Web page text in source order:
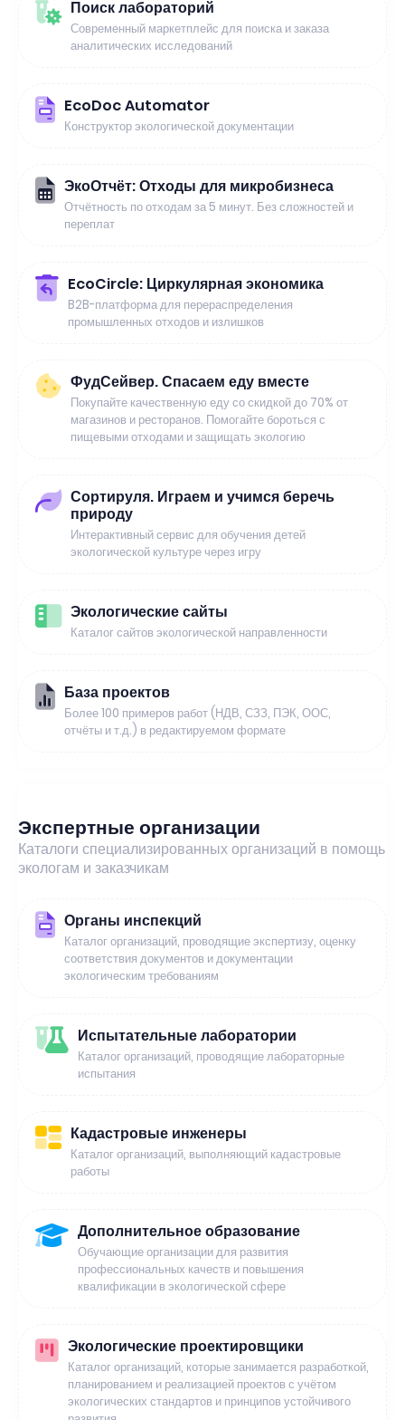
Поиск лабораторий
Современный маркетплейс для поиска и заказа
аналитических исследований
EcoDoc Automator
Конструктор экологической документации
ЭкоОтчёт: Отходы для микробизнеса
Отчётность по отходам за 5 минут. Без сложностей и
переплат
EcoCircle: Циркулярная экономика
B2B-платформа для перераспределения
промышленных отходов и излишков
ФудСейвер. Спасаем еду вместе
Покупайте качественную еду со скидкой до 70% от
магазинов и ресторанов. Помогайте бороться с
пищевыми отходами и защищать экологию
Сортируля. Играем и учимся беречь
природу
Интерактивный сервис для обучения детей
экологической культуре через игру
Экологические сайты
Каталог сайтов экологической направленности
База проектов
Более 100 примеров работ (НДВ, СЗЗ, ПЭК, ООС,
отчёты и т.д.) в редактируемом формате
Экспертные организации
Каталоги специализированных организаций в помощь
экологам и заказчикам
Органы инспекций
Каталог организаций, проводящие экспертизу, оценку
соответствия документов и документации
экологическим требованиям
Испытательные лаборатории
Каталог организаций, проводящие лабораторные
испытания
Кадастровые инженеры
Каталог организаций, выполняющий кадастровые
работы
Дополнительное образование
Обучающие организации для развития
профессиональных качеств и повышения
квалификации в экологической сфере
Экологические проектировщики
Каталог организаций, которые занимается разработкой,
планированием и реализацией проектов с учётом
экологических стандартов и принципов устойчивого